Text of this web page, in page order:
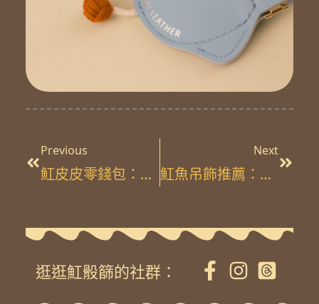
逛逛魟骰篩的社群：
Previous
魟皮皮零錢包：背後的這隻魚到底是誰？
Next
魟魚吊飾推薦：歸福魟系列怎麼選？款式、顏色完整指南